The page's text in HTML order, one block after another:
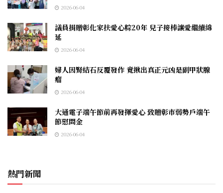
2026-06-04
議員捐贈彰化家扶愛心粽20年 兒子接棒讓愛繼續綿
延
2026-06-04
婦人因腎結石反覆發作 竟揪出真正元凶是副甲狀腺
瘤
2026-06-04
大通電子端午節前再發揮愛心 致贈彰市弱勢戶端午
節慰問金
2026-06-04
熱門新聞